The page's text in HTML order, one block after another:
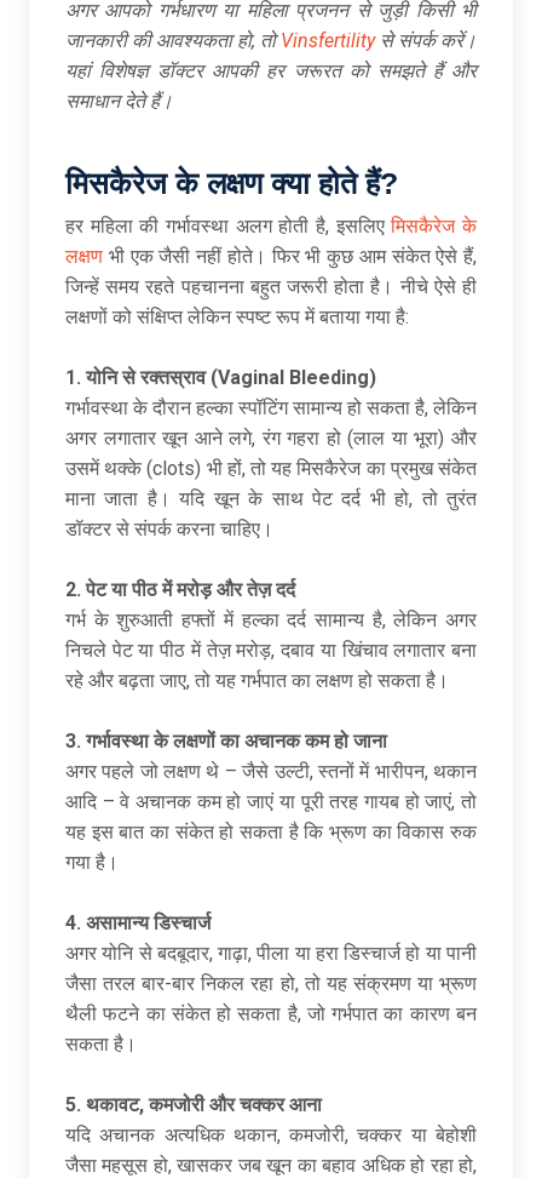
अगर आपको गर्भधारण या महिला प्रजनन से जुड़ी किसी भी
जानकारी की आवश्यकता हो, तो Vinsfertility से संपर्क करें।
यहां विशेषज्ञ डॉक्टर आपकी हर जरूरत को समझते हैं और
समाधान देते हैं।
मिसकैरेज के लक्षण क्या होते हैं?
हर महिला की गर्भावस्था अलग होती है, इसलिएमिसकैरेज के
लक्षण भी एक जैसी नहीं होते। फिर भी कुछ आम संकेत ऐसे हैं,
जिन्हें समय रहते पहचानना बहुत जरूरी होता है। नीचे ऐसे ही
लक्षणों को संक्षिप्त लेकिन स्पष्ट रूप में बताया गया है:
1.योनि से रक्तस्राव (Vaginal Bleeding)
गर्भावस्था के दौरान हल्का स्पॉटिंग सामान्य हो सकता है, लेकिन
अगर लगातार खून आने लगे, रंग गहरा हो (लाल या भूरा) और
उसमें थक्के (clots) भी हों, तो यह मिसकैरेज का प्रमुख संकेत
माना जाता है। यदि खून के साथ पेट दर्द भी हो, तो तुरंत
डॉक्टर से संपर्क करना चाहिए।
2.पेट या पीठ में मरोड़ और तेज़ दर्द
गर्भ के शुरुआती हफ्तों में हल्का दर्द सामान्य है, लेकिन अगर
निचले पेट या पीठ में तेज़ मरोड़, दबाव या खिंचाव लगातार बना
रहे और बढ़ता जाए, तो यह गर्भपात का लक्षण हो सकता है।
3.गर्भावस्था के लक्षणों का अचानक कम हो जाना
अगर पहले जो लक्षण थे – जैसे उल्टी, स्तनों में भारीपन, थकान
आदि – वे अचानक कम हो जाएं या पूरी तरह गायब हो जाएं, तो
यह इस बात का संकेत हो सकता है कि भ्रूण का विकास रुक
गया है।
4. असामान्य डिस्चार्ज
अगर योनि से बदबूदार, गाढ़ा, पीला या हरा डिस्चार्ज हो या पानी
जैसा तरल बार-बार निकल रहा हो, तो यह संक्रमण या भ्रूण
थैली फटने का संकेत हो सकता है, जो गर्भपात का कारण बन
सकता है।
5. थकावट,कमजोरी और चक्कर आना
यदि अचानक अत्यधिक थकान, कमजोरी, चक्कर या बेहोशी
जैसा महसूस हो, खासकर जब खून का बहाव अधिक हो रहा हो,